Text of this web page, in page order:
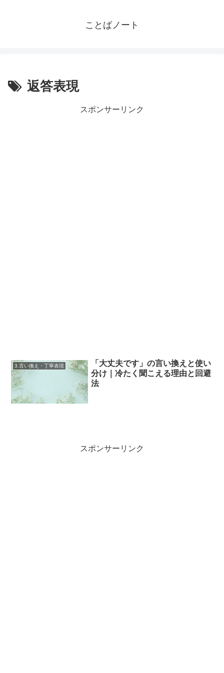
ことばノート
返答表現
スポンサーリンク
3.言い換え・丁寧表現
「大丈夫です」の言い換えと使い
分け｜冷たく聞こえる理由と回避
法
スポンサーリンク